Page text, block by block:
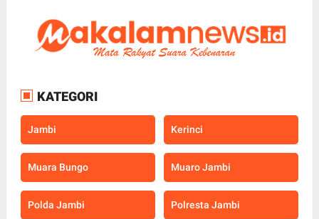
KATEGORI
Jambi Kerinci
Muara Bungo Muaro Jambi
Polda Jambi Polresta Jambi